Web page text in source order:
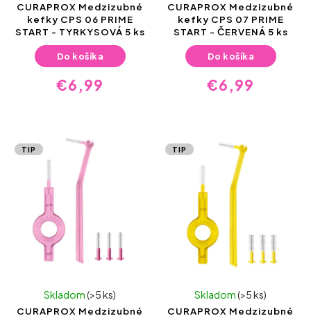
CURAPROX Medzizubné
kefky CPS 06 PRIME
START - TYRKYSOVÁ 5 ks
€6,99
Do košíka
CURAPROX Medzizubné
kefky CPS 07 PRIME
START - ČERVENÁ 5 ks
€6,99
Do košíka
TIP
CURAPROX Medzizubné
Skladom(>5 ks)
TIP
CURAPROX Medzizubné
Skladom(>5 ks)